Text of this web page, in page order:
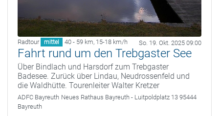
Radtour mittel 40 - 59 km, 15-18 km/h So. 19. Okt. 2025 09:00
Fahrt rund um den Trebgaster See
Über Bindlach und Harsdorf zum Trebgaster
Badesee. Zurück über Lindau, Neudrossenfeld und
die Waldhütte. Tourenleiter Walter Kretzer
ADFC Bayreuth Neues Rathaus Bayreuth - Luitpoldplatz 13 95444
Bayreuth